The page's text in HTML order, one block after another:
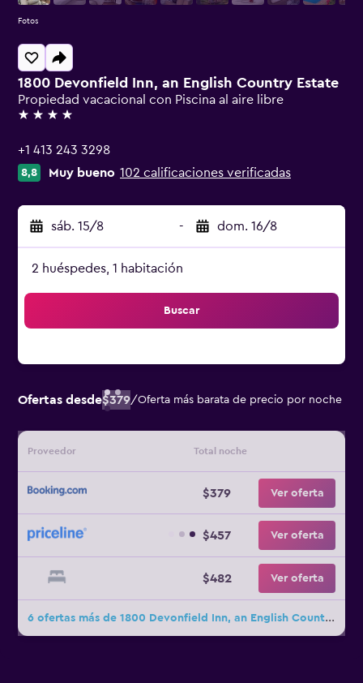
1800 Devonfield Inn, an English Country Estate
Propiedad vacacional con Piscina al aire libre
4 estrellas
+1 413 243 3298
8,8 Muy bueno 102 calificaciones verificadas
sáb. 15/8 - dom. 16/8
2 huéspedes, 1 habitación
Buscar
Ofertas desde$379/Oferta más barata de precio por noche
Proveedor Total noche
$379 Ver oferta
$457 Ver oferta
$482 Ver oferta
6 ofertas más de 1800 Devonfield Inn, an English Country Estate
Fotos